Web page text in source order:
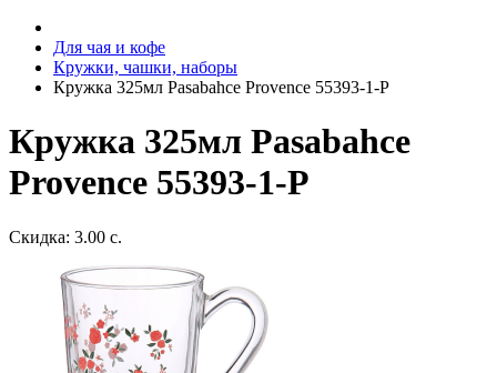
Для чая и кофе
Кружки, чашки, наборы
Кружка 325мл Pasabahce Provence 55393-1-P
Кружка 325мл Pasabahce
Provence 55393-1-P
Скидка: 3.00 с.